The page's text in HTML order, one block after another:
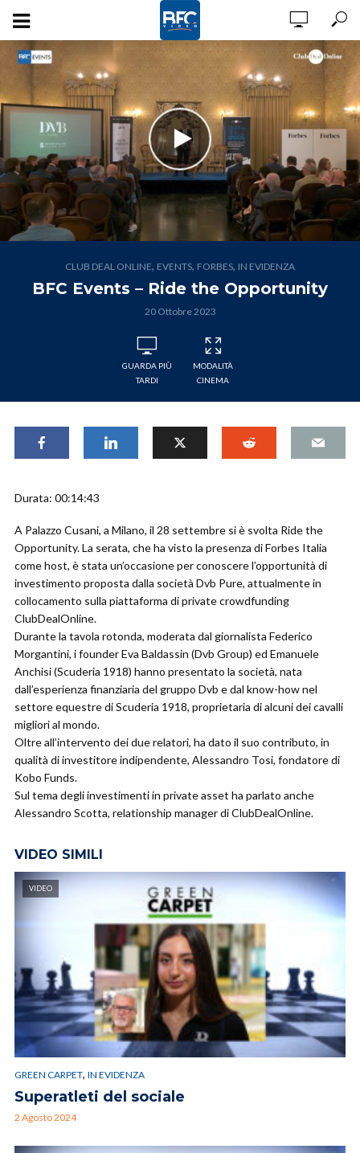
CLUB DEAL ONLINE, EVENTS, FORBES, IN EVIDENZA
BFC Events – Ride the Opportunity
20 Ottobre 2023
GUARDA PIÙ
TARDI
MODALITÀ
CINEMA
Durata: 00:14:43
A Palazzo Cusani, a Milano, il 28 settembre si è svolta Ride the
Opportunity. La serata, che ha visto la presenza di Forbes Italia
come host, è stata un’occasione per conoscere l’opportunità di
investimento proposta dalla società Dvb Pure, attualmente in
collocamento sulla piattaforma di private crowdfunding
ClubDealOnline.
Durante la tavola rotonda, moderata dal giornalista Federico
Morgantini, i founder Eva Baldassin (Dvb Group) ed Emanuele
Anchisi (Scuderia 1918) hanno presentato la società, nata
dall’esperienza finanziaria del gruppo Dvb e dal know-how nel
settore equestre di Scuderia 1918, proprietaria di alcuni dei cavalli
migliori al mondo.
Oltre all’intervento dei due relatori, ha dato il suo contributo, in
qualità di investitore indipendente, Alessandro Tosi, fondatore di
Kobo Funds.
Sul tema degli investimenti in private asset ha parlato anche
Alessandro Scotta, relationship manager di ClubDealOnline.
VIDEO SIMILI
VIDEO
GREEN CARPET, IN EVIDENZA
Superatleti del sociale
2 Agosto 2024